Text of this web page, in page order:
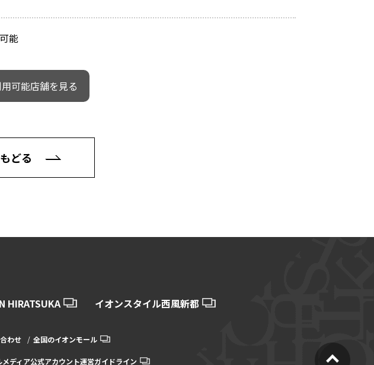
能
可能店舗を見る
どる
HIRATSUKA イオンスタイル西風新都
わせ 全国のイオンモール
メディア公式アカウント運営ガイドライン